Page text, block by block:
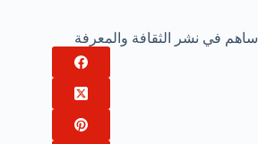
ساهم في نشر الثقافة والمعرفة